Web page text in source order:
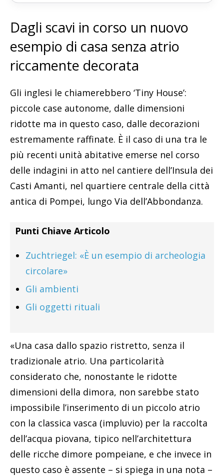
Dagli scavi in corso un nuovo
esempio di casa senza atrio
riccamente decorata
Gli inglesi le chiamerebbero ‘Tiny House’:
piccole case autonome, dalle dimensioni
ridotte ma in questo caso, dalle decorazioni
estremamente raffinate. È il caso di una tra le
più recenti unità abitative emerse nel corso
delle indagini in atto nel cantiere dell’Insula dei
Casti Amanti, nel quartiere centrale della città
antica di Pompei, lungo Via dell’Abbondanza.
Punti Chiave Articolo
Zuchtriegel: «È un esempio di archeologia
circolare»
Gli ambienti
Gli oggetti rituali
«Una casa dallo spazio ristretto, senza il
tradizionale atrio. Una particolarità
considerato che, nonostante le ridotte
dimensioni della dimora, non sarebbe stato
impossibile l’inserimento di un piccolo atrio
con la classica vasca (impluvio) per la raccolta
dell’acqua piovana, tipico nell’architettura
delle ricche dimore pompeiane, e che invece in
questo caso è assente – si spiega in una nota –